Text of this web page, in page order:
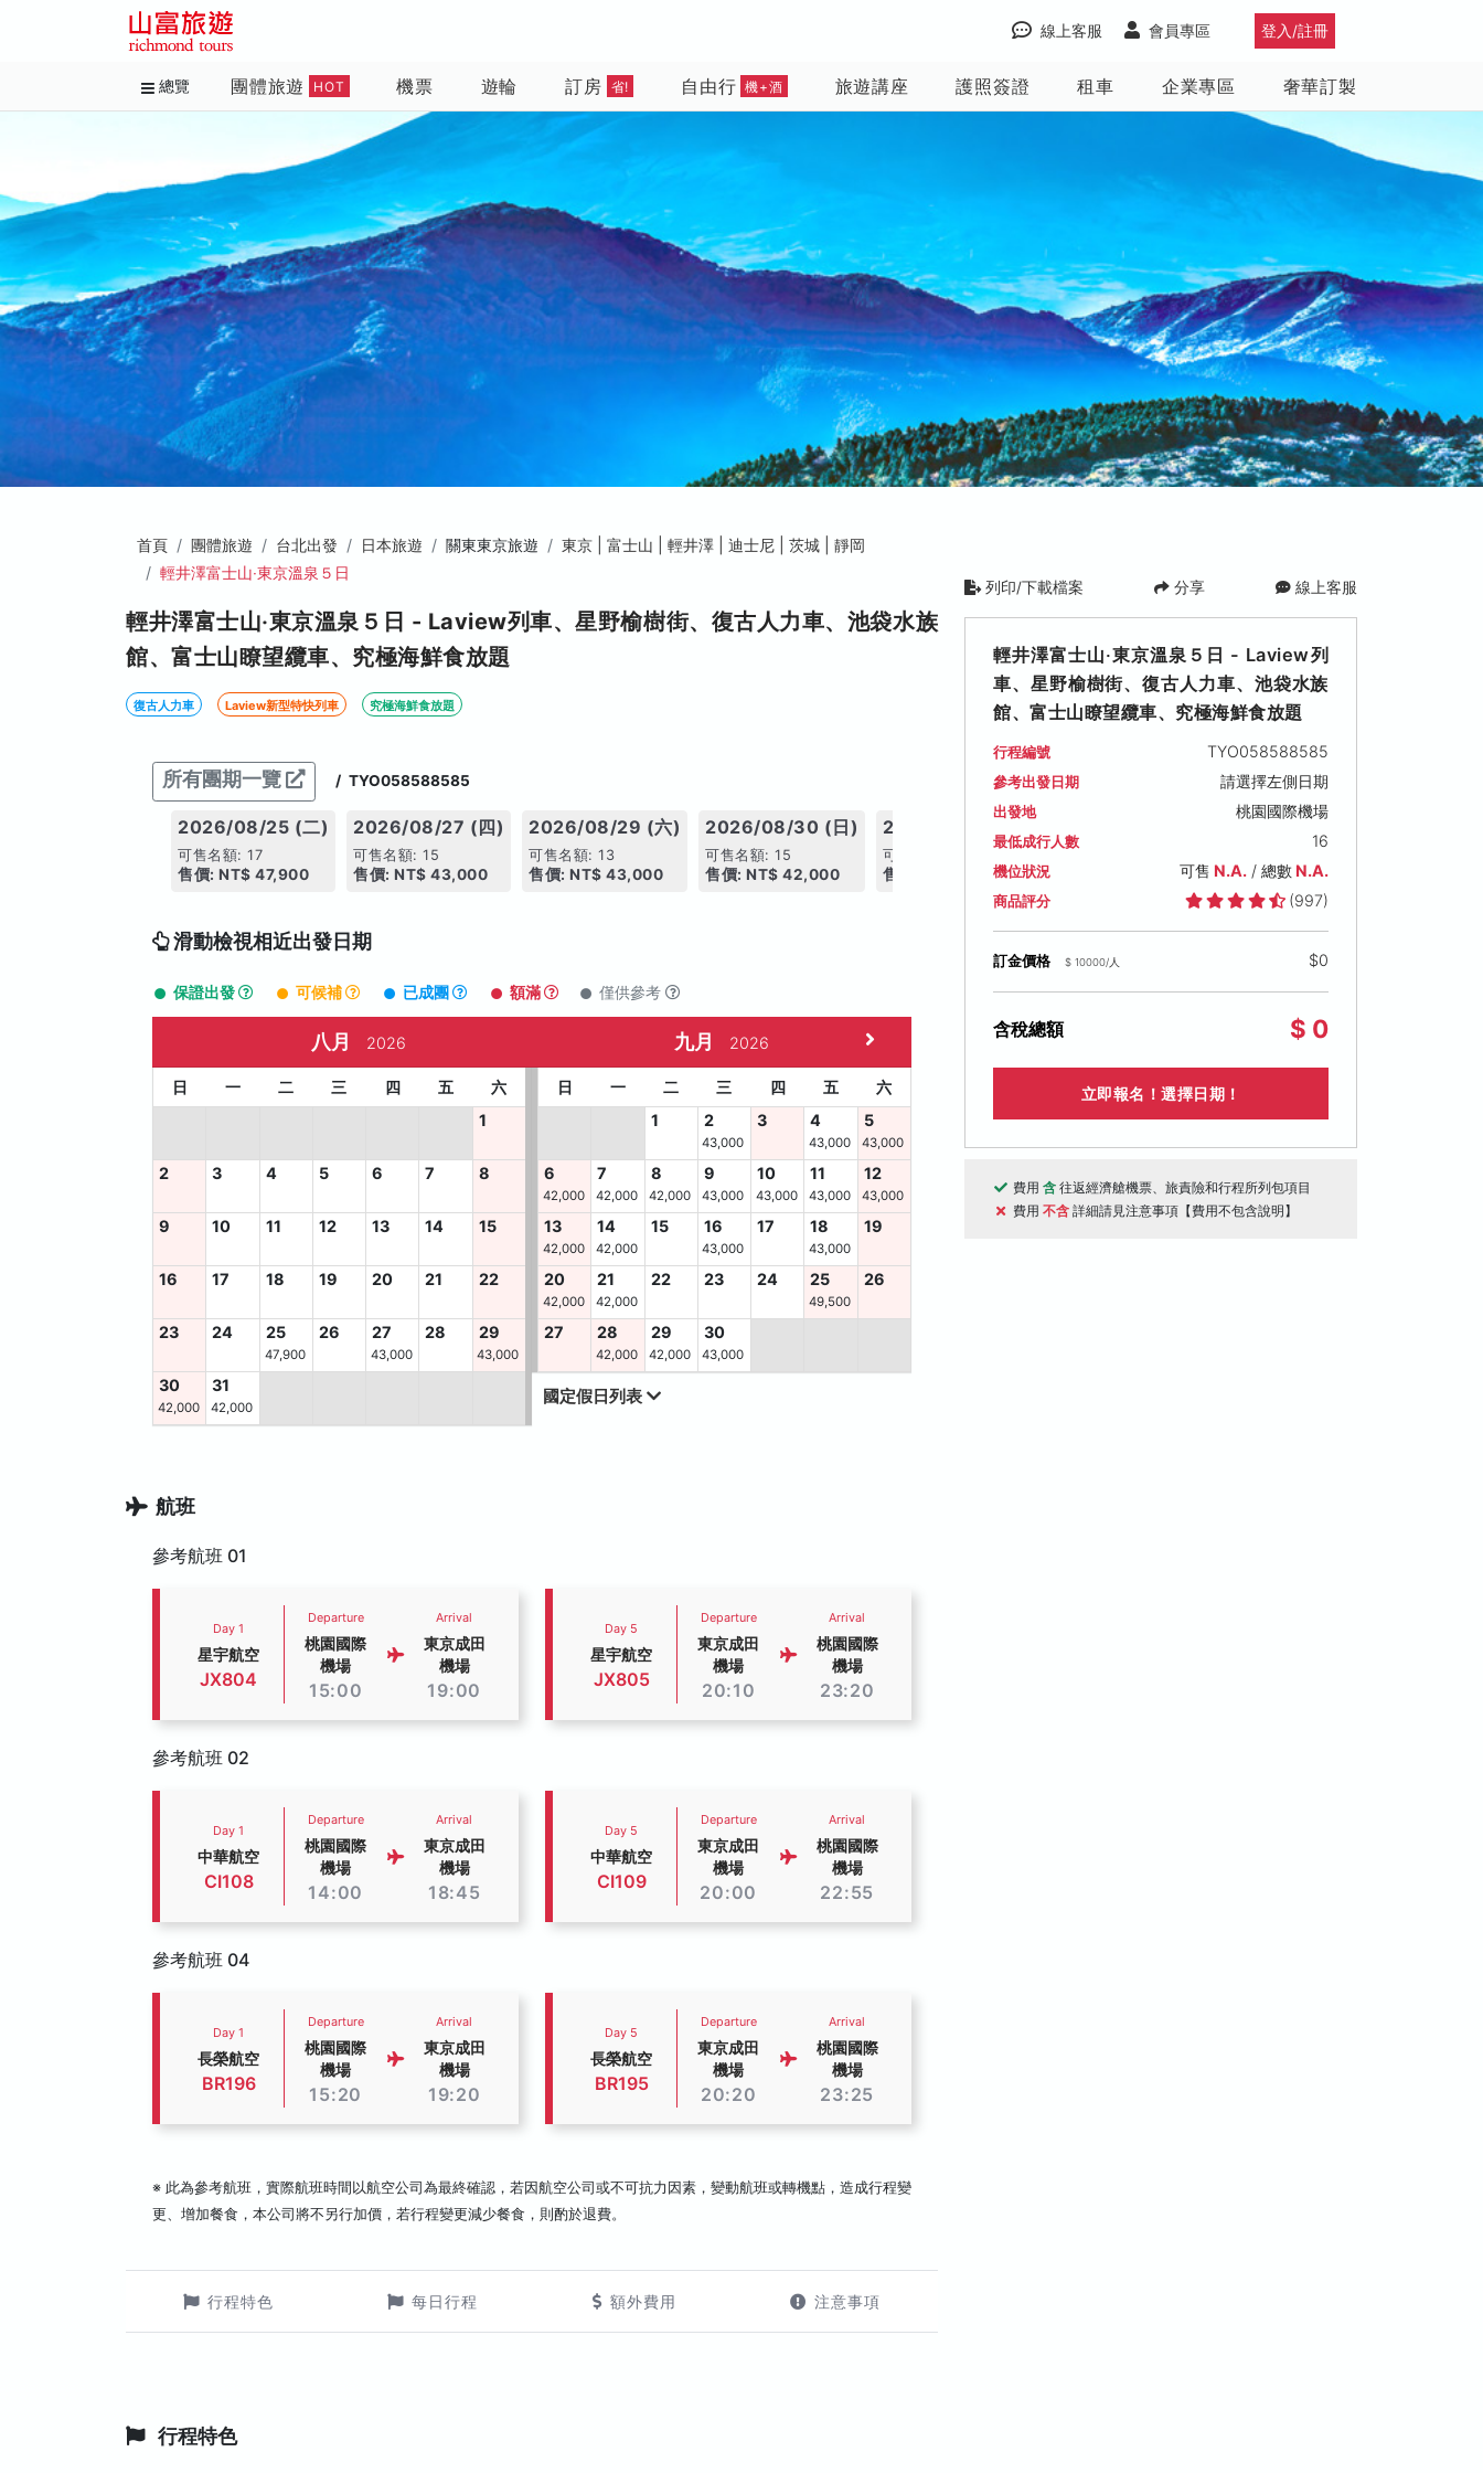
登入/註冊
會員專區
線上客服
總覽 團體旅遊 HOT 機票 遊輪 訂房 省! 自由行 機+酒 旅遊講座 護照簽證 租車 企業專區 奢華訂製
首頁 團體旅遊 台北出發 日本旅遊 關東東京旅遊
東京 | 富士山 | 輕井澤 | 迪士尼 | 茨城 | 靜岡
輕井澤富士山‧東京溫泉５日
輕井澤富士山‧東京溫泉５日 - Laview列車、星野榆樹街、復古人力車、池袋水族
館、富士山瞭望纜車、究極海鮮食放題
復古人力車 Laview新型特快列車 究極海鮮食放題
所有團期一覽 / TYO058588585
2026/08/25 (二)
可售名額: 17
售價: NT$ 47,900
2026/08/27 (四)
可售名額: 15
售價: NT$ 43,000
2026/08/29 (六)
可售名額: 13
售價: NT$ 43,000
2026/08/30 (日)
可售名額: 15
售價: NT$ 42,000
2026/08/31 (一)
可售名額: 18
售價: NT$ 42,000 售價: NT$ 43,000 售價: NT$ 43,000
滑動檢視相近出發日期
保證出發 可候補 已成團 額滿 僅供參考
八月 2026
日 一 二 三 四 五
六
1
2 3 4 5 6 7 8
9 10 11 12 13 14 15
16 17 18 19 20 21 22
23 24 25
47,900
26 27
43,000
28 29
43,000
30
42,000
31
42,000
九月 2026
日 一 二 三 四 五
六
1
2
43,000
3 4
43,000
5
43,000
6
42,000
7
42,000
8
42,000
9
43,000
10
43,000
11
43,000
12
43,000
13
42,000
14
42,000
15 16
43,000
17 18
43,000
19
20
42,000
21
42,000
22 23 24 25
49,500
26
27 28
42,000
29
42,000
30
43,000
國定假日列表
航班
參考航班 01
Day 1
星宇航空
JX804
Departure
桃園國際
機場
15:00
Arrival
東京成田
機場
19:00
Day 5
星宇航空
JX805
Departure
東京成田
機場
20:10
Arrival
桃園國際
機場
23:20
參考航班 02
Day 1
中華航空
CI108
Departure
桃園國際
機場
14:00
Arrival
東京成田
機場
18:45
Day 5
中華航空
CI109
Departure
東京成田
機場
20:00
Arrival
桃園國際
機場
22:55
參考航班 04
Day 1
長榮航空
BR196
Departure
桃園國際
機場
15:20
Arrival
東京成田
機場
19:20
Day 5
長榮航空
BR195
Departure
東京成田
機場
20:20
Arrival
桃園國際
機場
23:25
※ 此為參考航班，實際航班時間以航空公司為最終確認，若因航空公司或不可抗力因素，變動航班或轉機點，造成行程變
更、增加餐食，本公司將不另行加價，若行程變更減少餐食，則酌於退費。
行程特色 每日行程 額外費用 注意事項
行程特色
列印/下載檔案 分享 線上客服
輕井澤富士山‧東京溫泉５日 - Laview列
車、星野榆樹街、復古人力車、池袋水族
館、富士山瞭望纜車、究極海鮮食放題
行程編號 TYO058588585
參考出發日期 請選擇左側日期
出發地 桃園國際機場
最低成行人數 16
機位狀況 可售 N.A./ 總數N.A.
商品評分 (997)
訂金價格 $ 10000/人 $0
含稅總額 $ 0
立即報名！選擇日期！
費用 含 往返經濟艙機票、旅責險和行程所列包項目
費用 不含 詳細請見注意事項【費用不包含說明】